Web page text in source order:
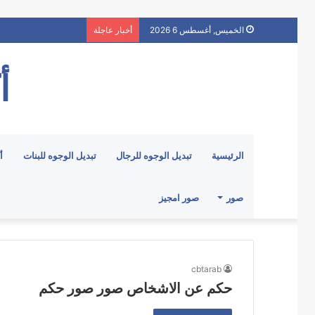
الخميس, أغسطس 6 2026 أخبار عاجلة
الرئيسية تبديل الوجوه للرجال تبديل الوجوه للبنات
صور صور امجيز
cbtarab
حكم عن الاشخاص صور صور حكم